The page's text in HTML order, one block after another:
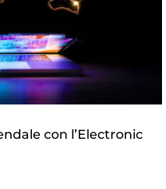
con l’Electronic